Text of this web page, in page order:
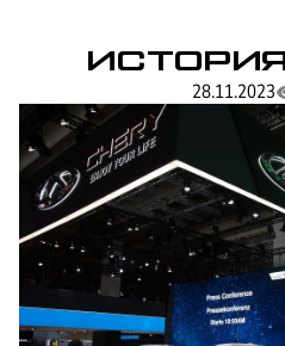
ТЕСТ-ДРАЙВ
28.11.2023